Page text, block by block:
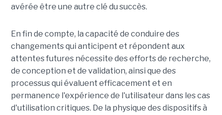
avérée être une autre clé du succès.
En fin de compte, la capacité de conduire des
changements qui anticipent et répondent aux
attentes futures nécessite des efforts de recherche,
de conception et de validation, ainsi que des
processus qui évaluent efficacement et en
permanence l'expérience de l'utilisateur dans les cas
d'utilisation critiques. De la physique des dispositifs à